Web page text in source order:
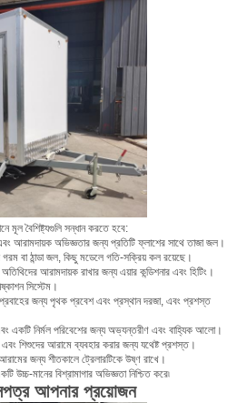
মূল বৈশিষ্ট্যগুলি সন্ধান করতে হবে:
আরামদায়ক অভিজ্ঞতার জন্য প্রতিটি ফ্লাশের সাথে তাজা জল।
বা ঠান্ডা জল, কিছু মডেলে গতি-সক্রিয় কল রয়েছে।
আরামদায়ক রাখার জন্য এয়ার কন্ডিশনার এবং হিটিং।
সিস্টেম।
জন্য পৃথক প্রবেশ এবং প্রস্থান দরজা, এবং প্রশস্ত
একটি নির্মল পরিবেশের জন্য অভ্যন্তরীণ এবং বাহ্যিক আলো।
এবং শিশুদের আরামে ব্যবহার করার জন্য যথেষ্ট প্রশস্ত।
জন্য শীতকালে ট্রেলারটিকে উষ্ণ রাখে।
উচ্চ-মানের বিশ্রামাগার অভিজ্ঞতা নিশ্চিত করে৷
আপনার প্রয়োজন